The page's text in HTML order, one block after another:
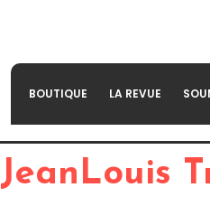
BOUTIQUE LA REVUE
JeanLouis